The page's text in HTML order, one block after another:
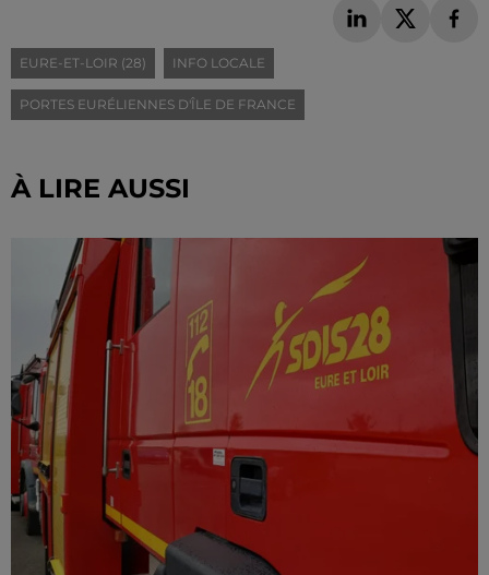
EURE-ET-LOIR (28) INFO LOCALE
PORTES EURÉLIENNES D'ÎLE DE FRANCE
À LIRE AUSSI